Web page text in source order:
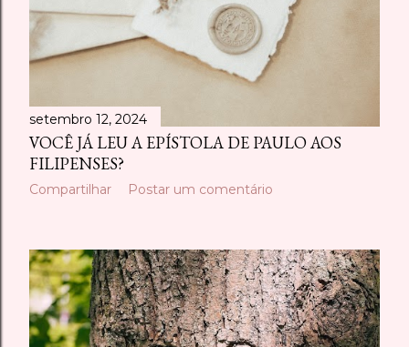
setembro 12, 2024
VOCÊ JÁ LEU A EPÍSTOLA DE PAULO AOS
FILIPENSES?
Compartilhar Postar um comentário